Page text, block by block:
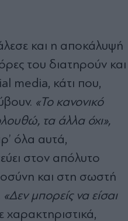
και η αποκάλυψή
του διατηρούν και
media, κάτι που,
«Το κανονικό
τα άλλα όχι»,
όλα αυτά,
στον απόλυτο
και στη σωστή
«Δεν μπορείς να είσαι
χαρακτηριστικά,